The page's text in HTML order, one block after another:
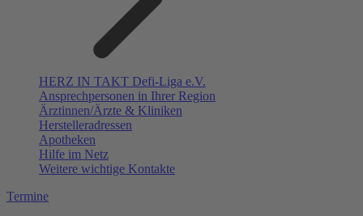
HERZ IN TAKT Defi-Liga e.V.
Ansprechpersonen in Ihrer Region
Ärztinnen/Ärzte & Kliniken
Herstelleradressen
Apotheken
Hilfe im Netz
Weitere wichtige Kontakte
Termine